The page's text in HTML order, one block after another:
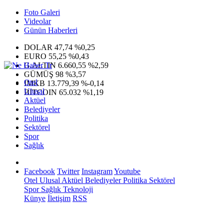
Foto Galeri
Videolar
Günün Haberleri
DOLAR 47,74 %0,25
EURO 55,25 %0,43
G.ALTIN 6.660,55 %2,59
GÜMÜŞ 98 %3,57
IMKB 13.779,39 %-0,14
BITCOIN 65.032 %1,19
Otel
Ulusal
Aktüel
Belediyeler
Politika
Sektörel
Spor
Sağlık
Facebook Twitter InstagramYoutube
Otel Ulusal Aktüel BelediyelerPolitika Sektörel
SporSağlık Teknoloji
Künye İletişim RSS